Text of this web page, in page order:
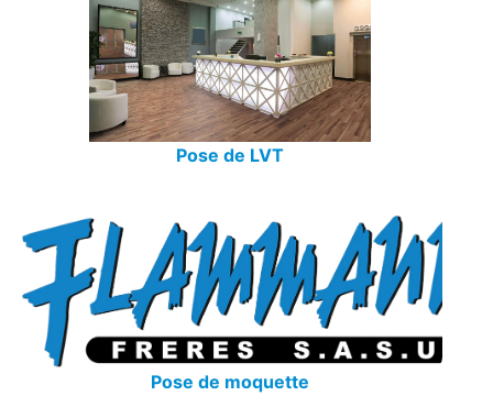
Pose de LVT
Pose de moquette